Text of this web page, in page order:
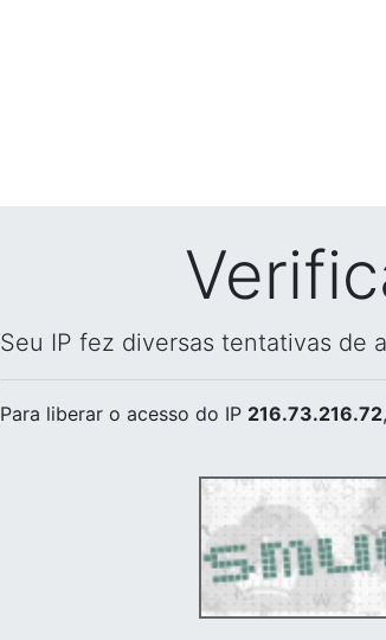
Seu IP fez diversas tentativas de
Para liberar o acesso do IP 216.73.216.72